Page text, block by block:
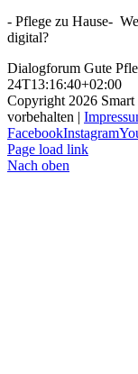
- Pflege zu Hause-
digital?
Dialogforum Gute
24T13:16:40+02:00
Copyright 2026
vorbehalten |
FacebookInstagram
Page load link
Nach oben